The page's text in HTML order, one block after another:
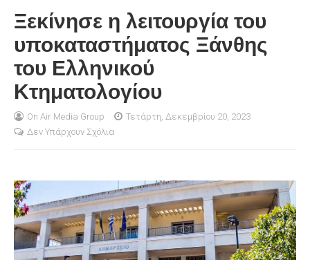
AKIN
NEW
Ξεκίνησε η λειτουργία του
υποκαταστήματος Ξάνθης
του Ελληνικού
Κτηματολογίου
On Air Media Group
Τετάρτη, Δεκεμβρίου 20, 2023
Δεν Υπάρχουν Σχόλια